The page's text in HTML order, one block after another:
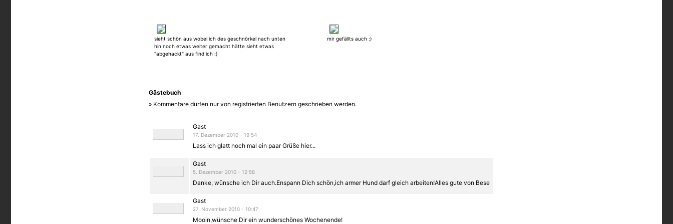
sieht schön aus wobei ich des geschnörkel nach unten
hin noch etwas weiter gemacht hätte sieht etwas
"abgehackt" aus find ich :)
mir gefällts auch :)
Gästebuch
» Kommentare dürfen nur von registrierten Benutzern geschrieben werden.
Gast
17. Dezember 2010 - 19:54
Lass ich glatt noch mal ein paar Grüße hier...
Gast
5. Dezember 2010 - 12:58
Danke, wünsche ich Dir auch.Enspann Dich schön,ich armer Hund darf gleich arbeiten!Alles gute von Bese
Gast
27. November 2010 - 10:47
Mooin,wünsche Dir ein wunderschönes Wochenende!